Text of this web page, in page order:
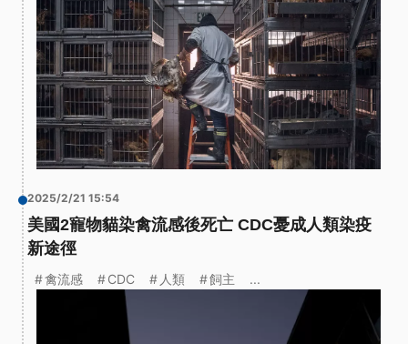
2025/2/21 15:54
美國2寵物貓染禽流感後死亡 CDC憂成人類染疫
新途徑
禽流感 CDC 人類 飼主 ...